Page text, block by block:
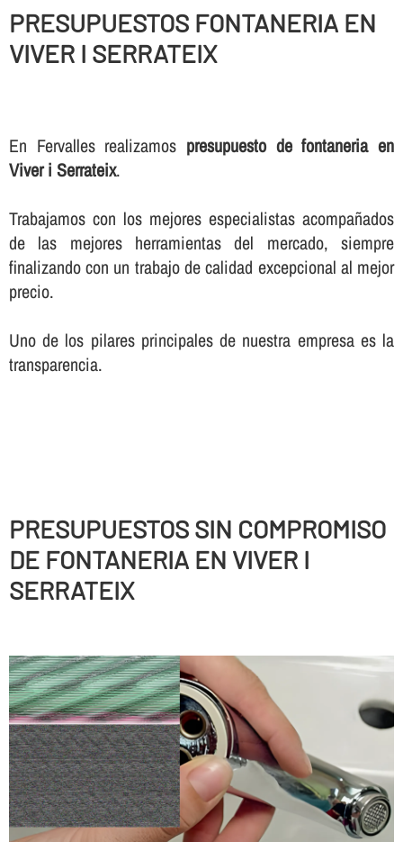
PRESUPUESTOS FONTANERIA EN
VIVER I SERRATEIX
En Fervalles realizamos presupuesto de fontaneria en
Viver i Serrateix.
Trabajamos con los mejores especialistas acompañados
de las mejores herramientas del mercado, siempre
finalizando con un trabajo de calidad excepcional al mejor
precio.
Uno de los pilares principales de nuestra empresa es la
transparencia.
PRESUPUESTOS SIN COMPROMISO
DE FONTANERIA EN VIVER I
SERRATEIX